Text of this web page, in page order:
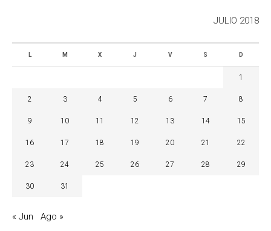
JULIO 2018
L M X J V S D
1
2 3 4 5 6 7 8
9 10 11 12 13 14 15
16 17 18 19 20 21 22
23 24 25 26 27 28 29
30 31
« Jun Ago »